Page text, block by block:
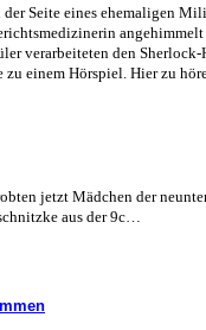
Seite eines ehemaligen
angehimmelt
verarbeiteten den
zu einem Hörspiel. Hier zu
jetzt Mädchen der
aus der 9c…